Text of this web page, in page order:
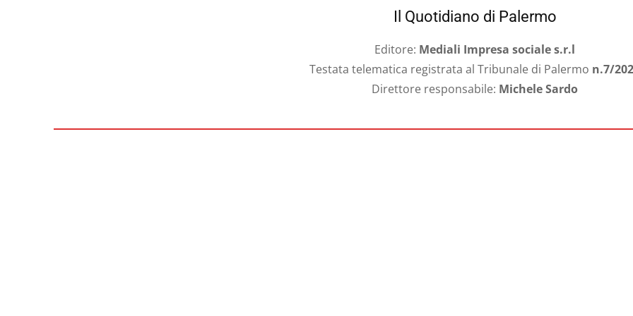
Il Quotidiano di Palermo
Editore: Mediali Impresa sociale s.r.l
Testata telematica registrata al Tribunale di Palermo n.7/
Direttore responsabile: Michele Sardo